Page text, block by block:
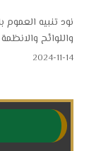
نود تنبيه
واللوائح والانظمة
2024-11-14